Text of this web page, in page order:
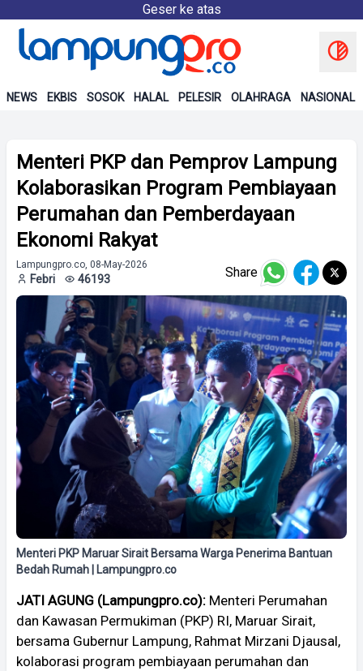
Geser ke atas
NEWS EKBIS SOSOK HALAL PELESIR OLAHRAGA NASIONAL
Menteri PKP dan Pemprov Lampung
Kolaborasikan Program Pembiayaan
Perumahan dan Pemberdayaan
Ekonomi Rakyat
Lampungpro.co, 08-May-2026
Febri 46193 Share
Menteri PKP Maruar Sirait Bersama Warga Penerima Bantuan
Bedah Rumah | Lampungpro.co
JATI AGUNG (Lampungpro.co): Menteri Perumahan
dan Kawasan Permukiman (PKP) RI, Maruar Sirait,
bersama Gubernur Lampung, Rahmat Mirzani Djausal,
kolaborasi program pembiayaan perumahan dan